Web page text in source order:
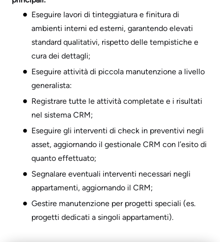
Eseguire lavori di tinteggiatura e finitura di
ambienti interni ed esterni, garantendo elevati
standard qualitativi, rispetto delle tempistiche e
cura dei dettagli;
Eseguire attività di piccola manutenzione a livello
generalista:
Registrare tutte le attività completate e i risultati
nel sistema CRM;
Eseguire gli interventi di check in preventivi negli
asset, aggiornando il gestionale CRM con l’esito di
quanto effettuato;
Segnalare eventuali interventi necessari negli
appartamenti, aggiornando il CRM;
Gestire manutenzione per progetti speciali (es.
progetti dedicati a singoli appartamenti).